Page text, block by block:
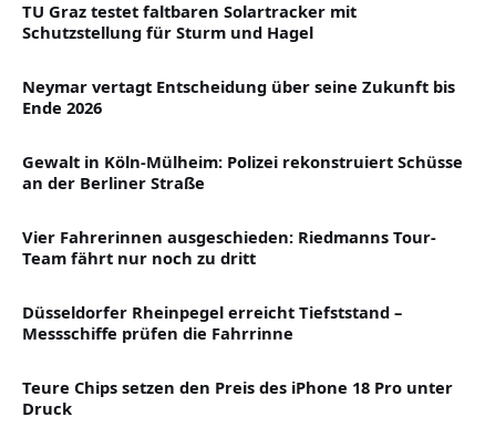
TU Graz testet faltbaren Solartracker mit
Schutzstellung für Sturm und Hagel
Neymar vertagt Entscheidung über seine Zukunft bis
Ende 2026
Gewalt in Köln-Mülheim: Polizei rekonstruiert Schüsse
an der Berliner Straße
Vier Fahrerinnen ausgeschieden: Riedmanns Tour-
Team fährt nur noch zu dritt
Düsseldorfer Rheinpegel erreicht Tiefststand –
Messschiffe prüfen die Fahrrinne
Teure Chips setzen den Preis des iPhone 18 Pro unter
Druck